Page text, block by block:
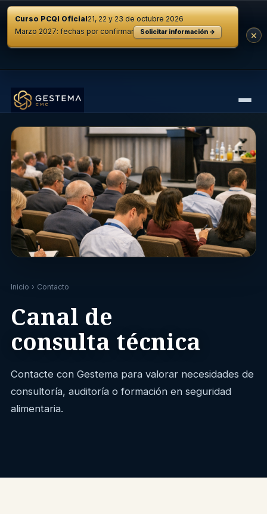
Curso PCQI Oficial21, 22 y 23 de octubre 2026
Marzo 2027: fechas por confirmar
Solicitar información → ×
Inicio › Contacto
Canal de
consulta técnica
Contacte con Gestema para valorar necesidades de
consultoría, auditoría o formación en seguridad
alimentaria.